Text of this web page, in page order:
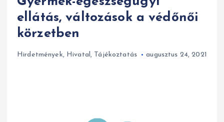
ellátás, változások a védőnői
körzetben
Hirdetmények, Hivatal , Tájékoztatás augusztus 24, 2021